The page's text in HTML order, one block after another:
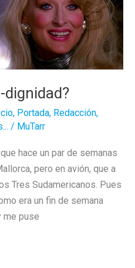
dignidad?
, Portada, Redacción,
/ MuTarr
hace un par de semanas
pero en avión, que a
Tres Sudamericanos. Pues
era un fin de semana
me puse